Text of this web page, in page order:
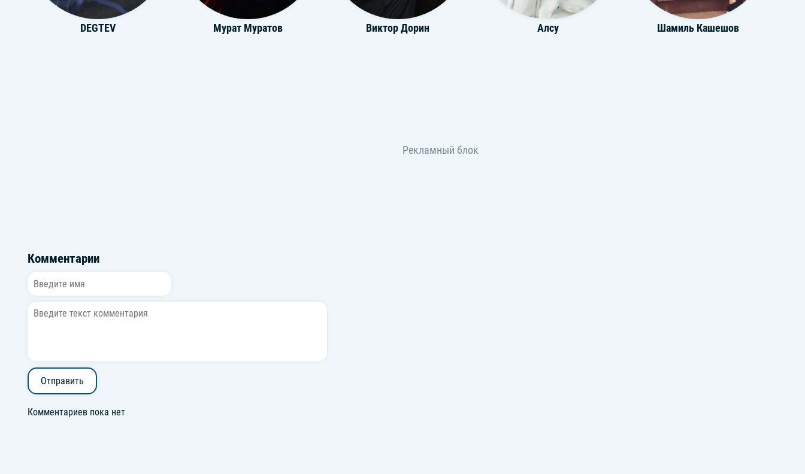
DEGTEV Мурат Муратов Виктор Дорин Алсу Шамиль Кашешов
Комментарии
Отправить
Комментариев пока нет